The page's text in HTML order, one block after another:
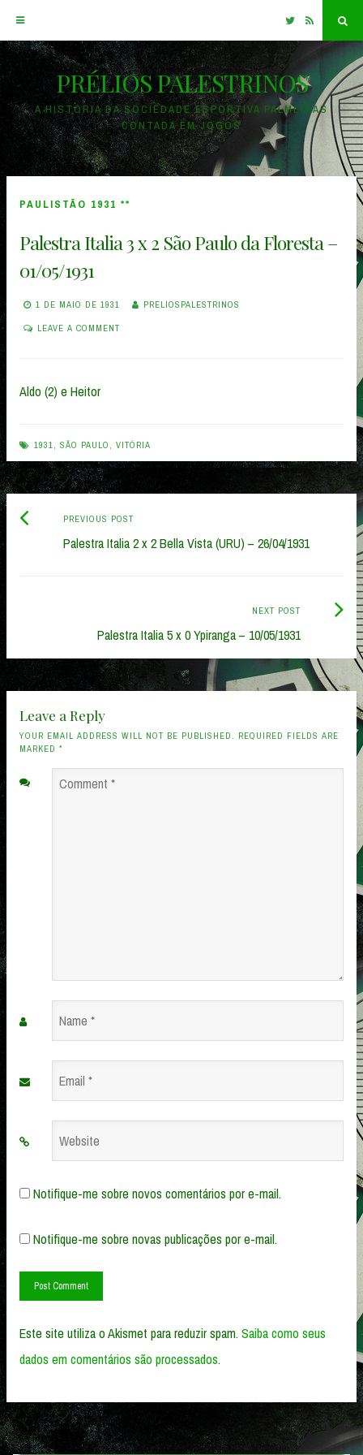
Skip
to
content
TwitterRSS
PRÉLIOS PALESTRINOS
A HISTÓRIA DA SOCIEDADE ESPORTIVA PALMEIRAS
CONTADA EM JOGOS
PAULISTÃO 1931 **
Palestra Italia 3 x 2 São Paulo da Floresta –
01/05/1931
1 DE MAIO DE 1931 PRELIOSPALESTRINOS
LEAVE A COMMENT
Aldo (2) e Heitor
1931 SÃO PAULO VITÓRIA
Post
navigation
PREVIOUS POSTPrevious
post:
Palestra Italia 2 x 2 Bella Vista (URU) – 26/04/1931
NEXT POST
Palestra Italia 5 x 0 Ypiranga – 10/05/1931
Next
Leave a Reply
YOUR EMAIL ADDRESS WILL NOT BE PUBLISHED. REQUIRED FIELDS ARE
MARKED *
Comment
Name
Email
Website
Notifique-me sobre novos comentários por e-mail.
Notifique-me sobre novas publicações por e-mail.
Este site utiliza o Akismet para reduzir spam.Saiba como seus
dados em comentários são processados.